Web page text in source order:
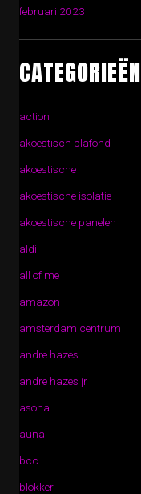
februari 2023
CATEGORIEËN
action
akoestisch plafond
akoestische
akoestische isolatie
akoestische panelen
aldi
all of me
amazon
amsterdam centrum
andre hazes
andre hazes jr
asona
auna
bcc
blokker